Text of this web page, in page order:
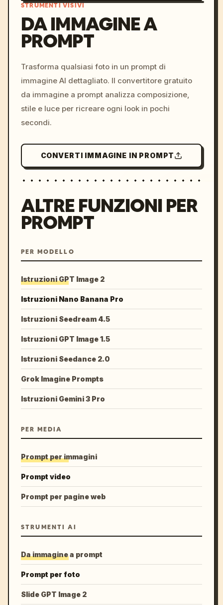
colors, 8k --v 6.0
STRUMENTI VISIVI
DA IMMAGINE A
PROMPT
Trasforma qualsiasi foto in un prompt di
immagine AI dettagliato. Il convertitore gratuito
da immagine a prompt analizza composizione,
stile e luce per ricreare ogni look in pochi
secondi.
CONVERTI IMMAGINE IN PROMPT
ALTRE FUNZIONI PER
PROMPT
PER MODELLO
Istruzioni GPT Image 2
Istruzioni Nano Banana Pro
Istruzioni Seedream 4.5
Istruzioni GPT Image 1.5
Istruzioni Seedance 2.0
Grok Imagine Prompts
Istruzioni Gemini 3 Pro
PER MEDIA
Prompt per immagini
Prompt video
Prompt per pagine web
STRUMENTI AI
Da immagine a prompt
Prompt per foto
Slide GPT Image 2